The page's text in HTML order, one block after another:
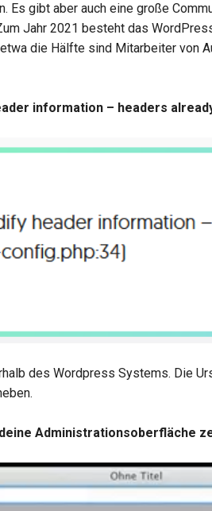
gibt aber auch eine große
Jahr 2021 besteht das
die Hälfte sind Mitarbeiter von
information – headers
des Wordpress Systems. Die
Administrationsoberfläche